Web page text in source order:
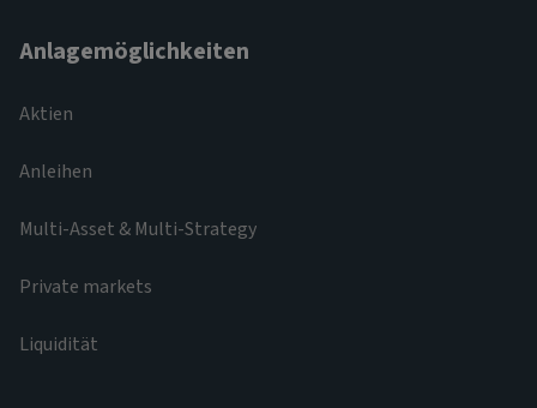
Anlagemöglichkeiten
Aktien
Anleihen
Multi-Asset & Multi-Strategy
Private markets
Liquidität